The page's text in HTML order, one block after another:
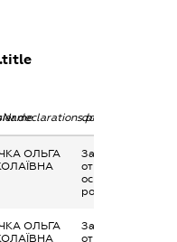
ОЛЬГА
Заробітна плата
отримана за
основним місцем
роботи
ОЛЬГА
Заробітна плата
отримана за